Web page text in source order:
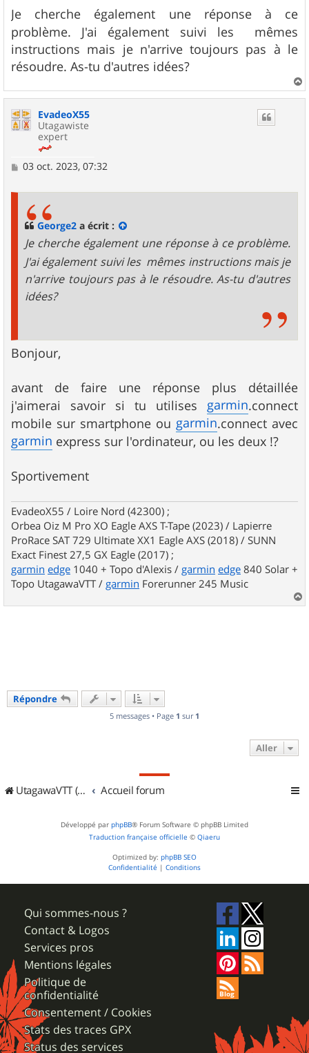
s
s
a
g
e
Je cherche également une réponse à ce
problème. J'ai également suivi les
mêmes
instructions mais je n'arrive toujours pas à le
résoudre. As-tu d'autres idées?
a
EvadeoX55
Utagawiste
expert
M
03 oct. 2023, 07:32
George2 a écrit :
Je cherche également une réponse à ce problème.
J'ai également suivi les mêmes instructions mais je
n'arrive toujours pas à le résoudre. As-tu d'autres
idées?
Bonjour,
avant de faire une réponse plus détaillée
j'aimerai savoir si tu utilises garmin.connect
mobile sur smartphone ou garmin.connect avec
garmin express sur l'ordinateur, ou les deux !?
Sportivement
EvadeoX55 / Loire Nord (42300) ;
Orbea Oiz M Pro XO Eagle AXS T-Tape (2023) / Lapierre
ProRace SAT 729 Ultimate XX1 Eagle AXS (2018) / SUNN
Exact Finest 27,5 GX Eagle (2017) ;
garmin edge 1040 + Topo d'Alexis / garmin edge 840 Solar +
Topo UtagawaVTT / garmin Forerunner 245 Music
a
Répondre
5 messages • Page 1 sur 1
Aller
UtagawaVTT (Randos VTT et VTTAE avec traces GPS) Accueil forum
Développé par phpBB® Forum Software © phpBB Limited
Traduction française officielle © Qiaeru
Optimized by: phpBB SEO
Confidentialité | Conditions
Qui sommes-nous ?
Contact & Logos
Services pros
Mentions légales
Politique de
confidentialité
Consentement / Cookies
Stats des traces GPX
Status des services